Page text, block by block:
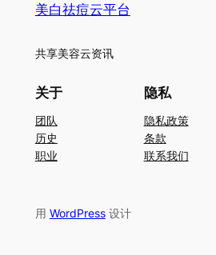
美白祛痘云平台
共享美容云资讯
关于
团队
历史
职业
隐私
隐私政策
条款
联系我们
用 WordPress设计